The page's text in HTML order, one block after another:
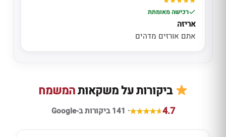
רכישה מאומתת
אריזה
אתם אורזים מדהים
ביקורות על משקאותהמשמח
4.7 · 141 ביקורות ב-Google